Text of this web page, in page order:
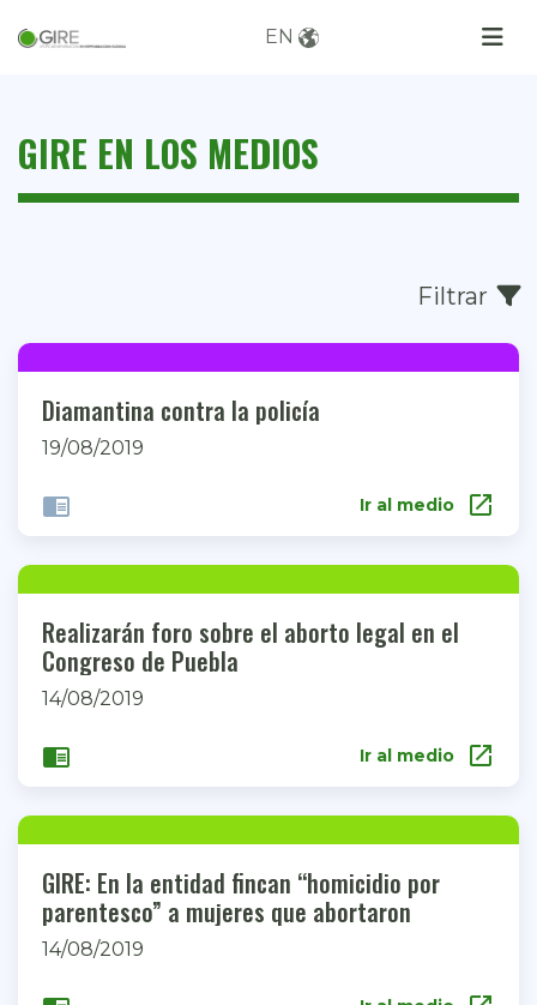
EN
GIRE EN LOS MEDIOS
Filtrar
Diamantina contra la policía
19/08/2019
chrome_reader_mode Ir al medio open_in_new
Realizarán foro sobre el aborto legal en el
Congreso de Puebla
14/08/2019
chrome_reader_mode Ir al medio open_in_new
GIRE: En la entidad fincan “homicidio por
parentesco” a mujeres que abortaron
14/08/2019